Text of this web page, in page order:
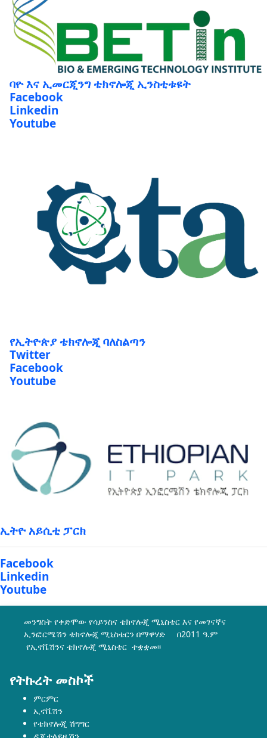
ባዮ እና ኢመርጂንግ ቴክኖሎጂ ኢንስቲቱዩት
Facebook
Linkedin
Youtube
የኢትዮጵያ ቴክኖሎጂ ባለስልጣን
Twitter
Facebook
Youtube
ኢትዮ አይሲቲ ፓርክ
Facebook
Linkedin
Youtube
መንግስት የቀድሞው የሳይንስና ቴክኖሎጂ ሚኒስቴር እና የመገናኛና
ኢንፎርሜሽን ቴክኖሎጂ ሚኒስቴርን በማዋሃድ በ2011 ዓ.ም
የኢኖቬሽንና ቴክኖሎጂ ሚኒስቴር ተቋቋመ፡፡
የትኩረት መስኮች
ምርምር
ኢኖቬሽን
የቴክኖሎጂ ሽግግር